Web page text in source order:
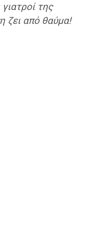
γιατροί της
ζει από θαύμα!